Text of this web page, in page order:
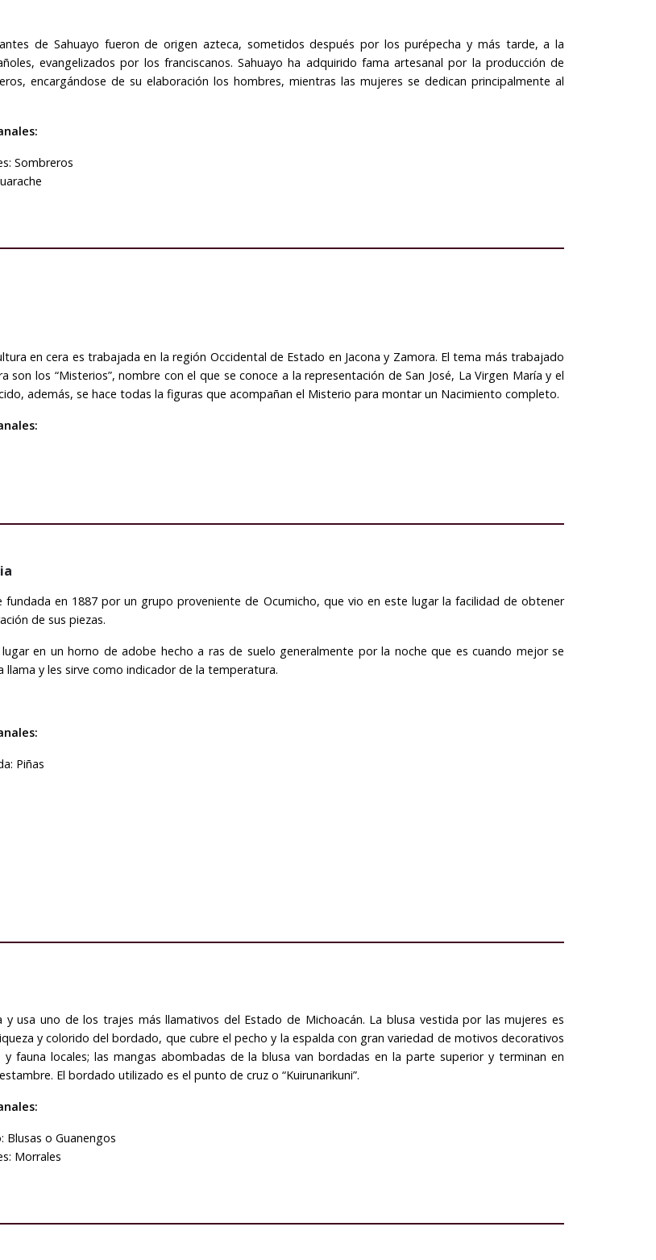
de Sahuayo fueron de origen azteca, sometidos después por los purépecha y más tarde, a la
evangelizados por los franciscanos. Sahuayo ha adquirido fama artesanal por la producción de
encargándose de su elaboración los hombres, mientras las mujeres se dedican principalmente al
Sombreros
en cera es trabajada en la región Occidental de Estado en Jacona y Zamora. El tema más trabajado
son los “Misterios”, nombre con el que se conoce a la representación de San José, La Virgen María y el
además, se hace todas la figuras que acompañan el Misterio para montar un Nacimiento completo.
fundada en 1887 por un grupo proveniente de Ocumicho, que vio en este lugar la facilidad de obtener
de sus piezas.
en un horno de adobe hecho a ras de suelo generalmente por la noche que es cuando mejor se
llama y les sirve como indicador de la temperatura.
Piñas
y usa uno de los trajes más llamativos del Estado de Michoacán. La blusa vestida por las mujeres es
y colorido del bordado, que cubre el pecho y la espalda con gran variedad de motivos decorativos
fauna locales; las mangas abombadas de la blusa van bordadas en la parte superior y terminan en
El bordado utilizado es el punto de cruz o “Kuirunarikuni”.
Blusas o Guanengos
Morrales